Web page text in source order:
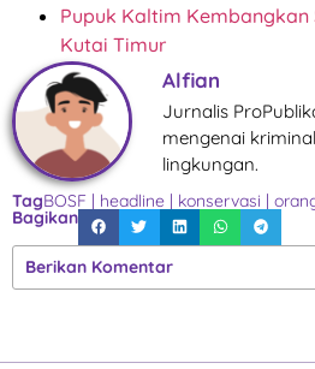
Pupuk Kaltim Kembangkan
Kutai Timur
Alfian
Jurnalis
mengenai
lingkungan.
TagBOSF | headline | konservasi |
Bagikan
Berikan Komentar